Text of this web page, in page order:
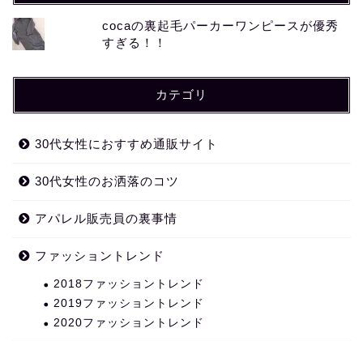
cocaの裏起毛パーカーワンピースが優秀
すぎる！！
カテゴリ
30代女性におすすめ通販サイト
30代女性のお洒落のコツ
アパレル販売員の裏事情
ファッショントレンド
2018ファッショントレンド
2019ファッショントレンド
2020ファッショントレンド